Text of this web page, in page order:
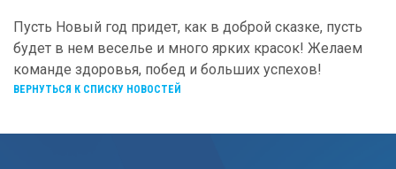
Пусть Новый год придет, как в доброй сказке, пусть
будет в нем веселье и много ярких красок! Желаем
команде здоровья, побед и больших успехов!
ВЕРНУТЬСЯ К СПИСКУ НОВОСТЕЙ